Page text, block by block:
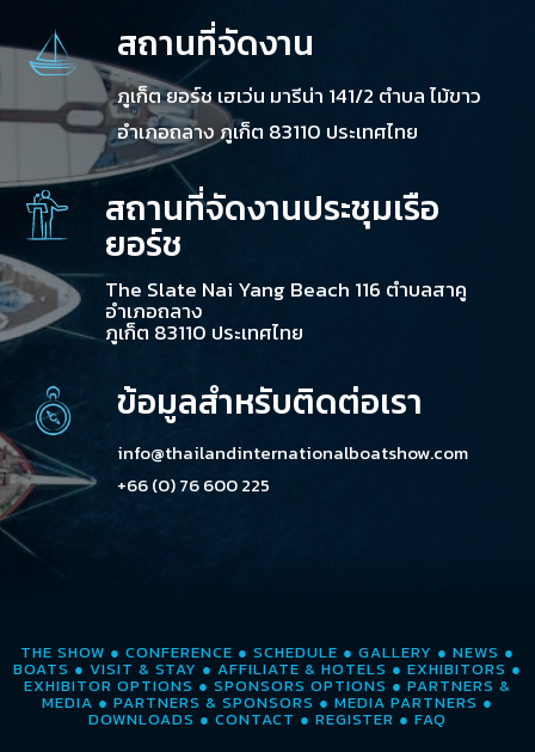
สถานที่จัดงาน
ภูเก็ต ยอร์ช เฮเว่น มารีน่า 141/2 ตำบล ไม้ขาว
อำเภอถลาง ภูเก็ต 83110 ประเทศไทย
สถานที่จัดงานประชุมเรือ
ยอร์ช
The Slate Nai Yang Beach 116 ตำบลสาคู
อำเภอถลาง
ภูเก็ต 83110 ประเทศไทย
ข้อมูลสำหรับติดต่อเรา
info@thailandinternationalboatshow.com
+66 (0) 76 600 225
THE SHOW ● CONFERENCE ● SCHEDULE ● GALLERY ● NEWS ●
BOATS ● VISIT & STAY ● AFFILIATE & HOTELS ● EXHIBITORS ●
EXHIBITOR OPTIONS ● SPONSORS OPTIONS ● PARTNERS &
MEDIA ● PARTNERS & SPONSORS ● MEDIA PARTNERS ●
DOWNLOADS ● CONTACT ● REGISTER ● FAQ